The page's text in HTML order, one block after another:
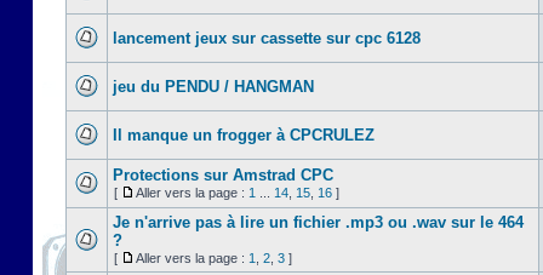
lancement jeux sur cassette sur cpc 6128
jeu du PENDU / HANGMAN
Il manque un frogger à CPCRULEZ
Protections sur Amstrad CPC
[ Aller vers la page : 1 14 15 16 ]
Je n'arrive pas à lire un fichier .mp3 ou .wav sur le 464
?
[ Aller vers la page : 1 2 3 ]